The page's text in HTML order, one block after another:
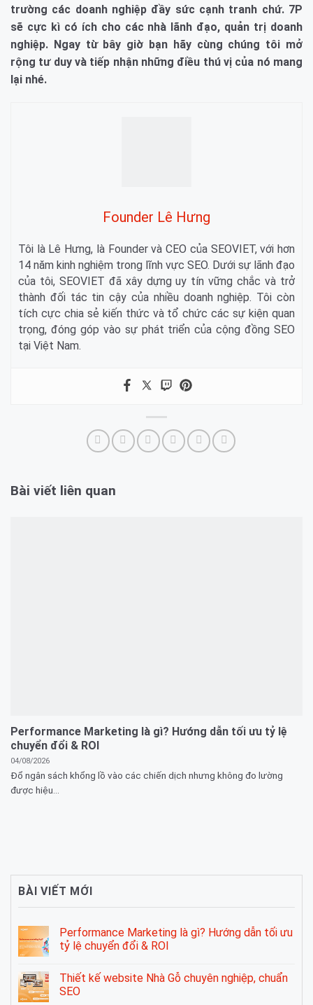
trường các doanh nghiệp đầy sức cạnh tranh chứ. 7P
sẽ cực kì có ích cho các nhà lãnh đạo, quản trị doanh
nghiệp. Ngay từ bây giờ bạn hãy cùng chúng tôi mở
rộng tư duy và tiếp nhận những điều thú vị của nó mang
lại nhé.
Founder Lê Hưng
Tôi là Lê Hưng, là Founder và CEO của SEOVIET, với hơn
14 năm kinh nghiệm trong lĩnh vực SEO. Dưới sự lãnh đạo
của tôi, SEOVIET đã xây dựng uy tín vững chắc và trở
thành đối tác tin cậy của nhiều doanh nghiệp. Tôi còn
tích cực chia sẻ kiến thức và tổ chức các sự kiện quan
trọng, đóng góp vào sự phát triển của cộng đồng SEO
tại Việt Nam.
Bài viết liên quan
Performance Marketing là gì? Hướng dẫn tối ưu tỷ lệ
chuyển đổi & ROI
04/08/2026
Đổ ngân sách khổng lồ vào các chiến dịch nhưng không đo lường
được hiệu...
BÀI VIẾT MỚI
Performance Marketing là gì? Hướng dẫn tối ưu
tỷ lệ chuyển đổi & ROI
Thiết kế website Nhà Gỗ chuyên nghiệp, chuẩn
SEO